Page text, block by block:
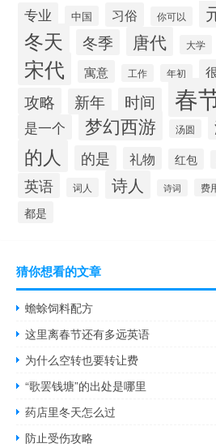
专业 中国 习俗 你可以
冬天 冬季 唐代 大学
宋代 寓意 工作 年初
攻略 新年 时间 春
是一个 梦幻西游 汤圆
的人 的是 礼物 红包
英语 词人 诗人 诗词 费
都是
猜你想看的文章
蟾蜍饲料配方
这里离春节还有多远英语
为什么空转也要转让费
“歌罢钱塘”的出处是哪里
药店里冬天怎么过
防止受伤攻略